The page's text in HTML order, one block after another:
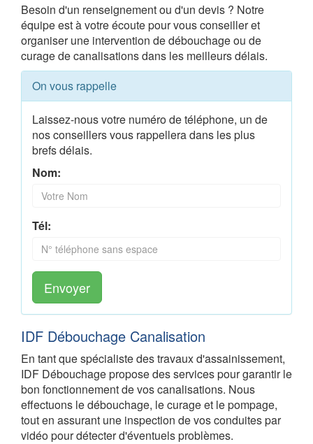
Besoin d'un renseignement ou d'un devis ? Notre
équipe est à votre écoute pour vous conseiller et
organiser une intervention de débouchage ou de
curage de canalisations dans les meilleurs délais.
On vous rappelle
Laissez-nous votre numéro de téléphone, un de
nos conseillers vous rappellera dans les plus
brefs délais.
Nom:
Tél:
Envoyer
IDF Débouchage Canalisation
En tant que spécialiste des travaux d'assainissement,
IDF Débouchage propose des services pour garantir le
bon fonctionnement de vos canalisations. Nous
effectuons le débouchage, le curage et le pompage,
tout en assurant une inspection de vos conduites par
vidéo pour détecter d'éventuels problèmes.